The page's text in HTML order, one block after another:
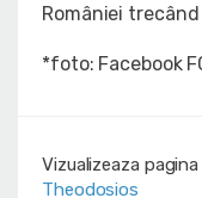
României
*foto: Facebook
Vizualizeaza
Theodosios